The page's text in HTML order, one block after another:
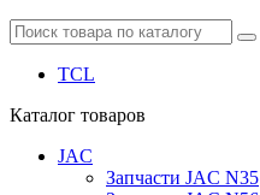
TCL
Каталог товаров
JAC
Запчасти JAC N35